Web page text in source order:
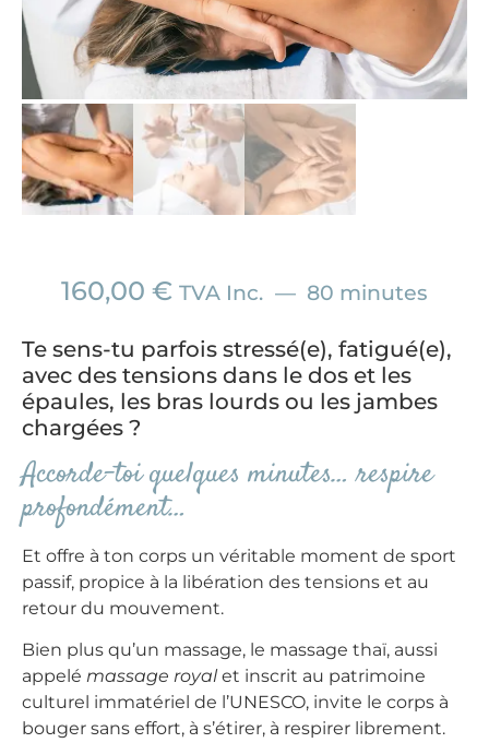
160,00€ TVA Inc. 80 minutes
Te sens-tu parfois stressé(e), fatigué(e),
avec des tensions dans le dos et les
épaules, les bras lourds ou les jambes
chargées ?
Accorde-toi quelques minutes… respire
profondément…
Et offre à ton corps un véritable moment de sport
passif, propice à la libération des tensions et au
retour du mouvement.
Bien plus qu’un massage, le massage thaï, aussi
appelé massage royalet inscrit au patrimoine
culturel immatériel de l’UNESCO, invite le corps à
bouger sans effort, à s’étirer, à respirer librement.